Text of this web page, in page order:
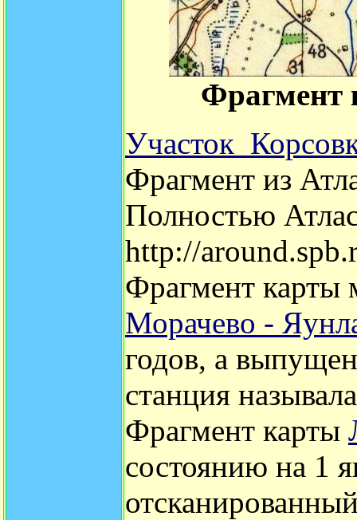
Фрагмент
Участок
Фрагмент из
Полностью
http://
Фрагмент карты
Морачево -
годов, а
станция
Фрагмент карты
состоянию на 1